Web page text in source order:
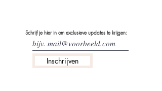
Schrijf je hier in om exclusieve updates te krijgen:
Inschrijven